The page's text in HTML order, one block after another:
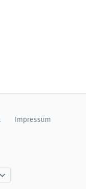
Impressum